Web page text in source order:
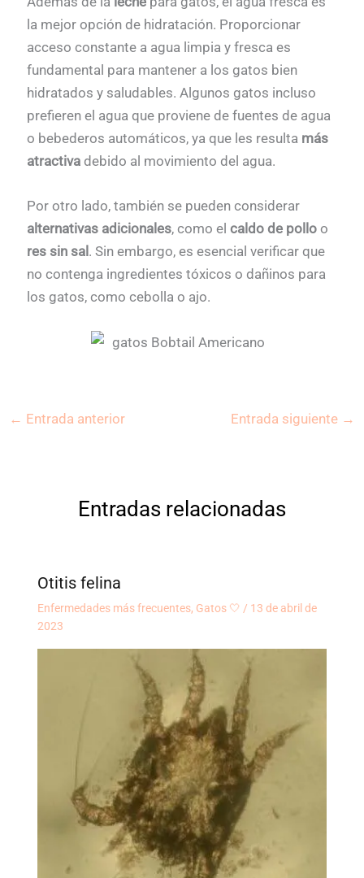
la mejor opción de hidratación. Proporcionar
acceso constante a agua limpia y fresca es
fundamental para mantener a los gatos bien
hidratados y saludables. Algunos gatos incluso
prefieren el agua que proviene de fuentes de agua
o bebederos automáticos, ya que les resulta más
atractiva debido al movimiento del agua.
Por otro lado, también se pueden considerar
alternativas adicionales, como elcaldo de pollo o
res sin sal . Sin embargo, es esencial verificar que
no contenga ingredientes tóxicos o dañinos para
los gatos, como cebolla o ajo.
← Entrada anterior Entrada siguiente →
Entradas relacionadas
Otitis felina
Enfermedades más frecuentes, Gatos 🤍 / 13 de abril de
2023